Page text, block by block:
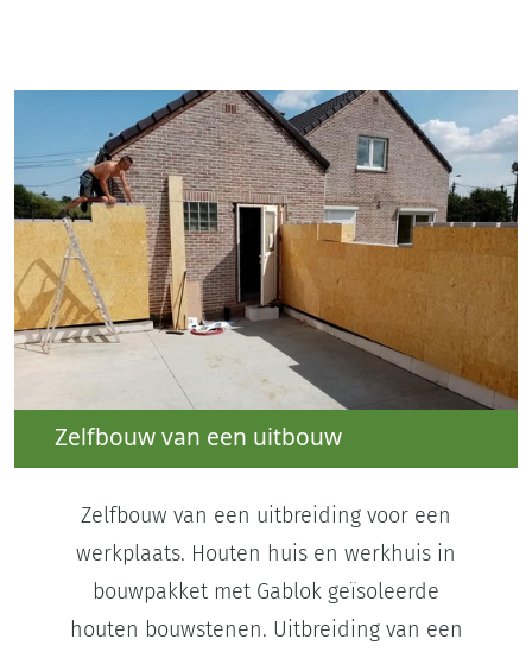
Zelfbouw van een uitbouw
Zelfbouw van een uitbreiding voor een
werkplaats. Houten huis en werkhuis in
bouwpakket met Gablok geïsoleerde
houten bouwstenen. Uitbreiding van een